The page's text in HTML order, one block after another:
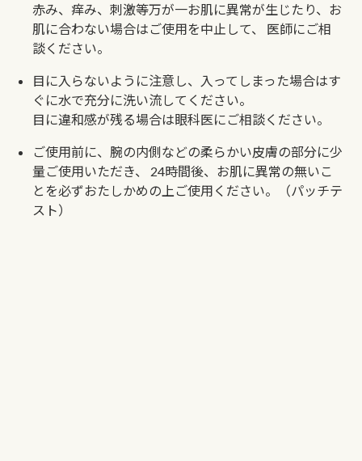
赤み、痒み、刺激等万が一お肌に異常が生じたり、お
肌に合わない場合はご使用を中止して、
医師にご相
談ください。
目に入らないように注意し、入ってしまった場合はす
ぐに水で充分に洗い流してください。
目に違和感が残る場合は眼科医にご相談ください。
ご使用前に、腕の内側などの柔らかい皮膚の部分に少
量ご使用いただき、
24時間後、お肌に異常の無いこ
とを必ずおたしかめの上ご使用ください。（パッチテ
スト）